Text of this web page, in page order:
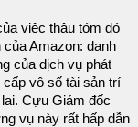
việc thâu tóm đó
Amazon: danh
của dịch vụ phát
vô số tài sản trí
Cựu Giám đốc
vụ này rất hấp dẫn